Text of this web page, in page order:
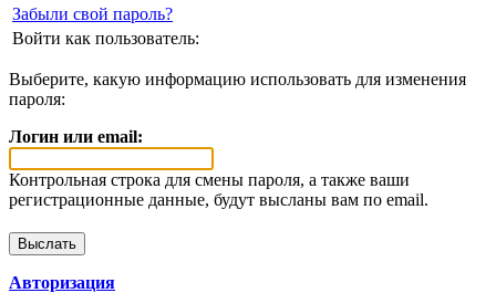
Забыли свой пароль?
Войти как пользователь:
Выберите, какую информацию использовать для изменения
пароля:
Логин или email:
Контрольная строка для смены пароля, а также ваши
регистрационные данные, будут высланы вам по email.
Авторизация